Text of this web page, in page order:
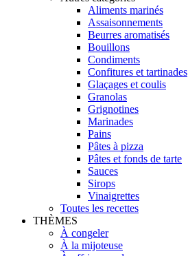
Aliments marinés
Assaisonnements
Beurres aromatisés
Bouillons
Condiments
Confitures et tartinades
Glaçages et coulis
Granolas
Grignotines
Marinades
Pains
Pâtes à pizza
Pâtes et fonds de tarte
Sauces
Sirops
Vinaigrettes
Toutes les recettes
THÈMES
À congeler
À la mijoteuse